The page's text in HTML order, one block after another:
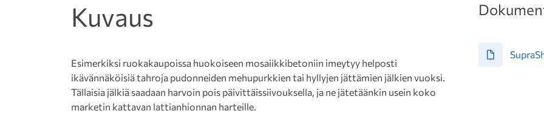
Kuvaus
Esimerkiksi ruokakaupoissa huokoiseen mosaiikkibetoniin imeytyy helposti
ikävännäköisiä tahroja pudonneiden mehupurkkien tai hyllyjen jättämien jälkien vuoksi.
Tällaisia jälkiä saadaan harvoin pois päivittäissiivouksella, ja ne jätetäänkin usein koko
marketin kattavan lattianhionnan harteille.